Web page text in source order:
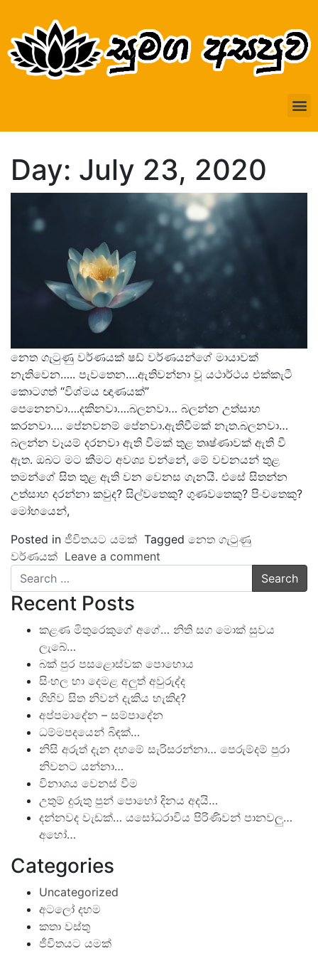
Day: July 23, 2020
නෙත ගැටුණු වර්ණයක් ෂඩ් වර්ණයන්ගේ මායාවක්
නැතිවෙන….. පැවතෙන….ඇතිවන්නා වූ යථාර්ථය එක්කැටී
කොටගත් “විශ්මය ඥාණයක්”
පෙනෙනවා….දකිනවා….බලනවා… බලන්න උත්සාහ
කරනවා…. පේනවනම් පේනවා.ඇතිවීමක් නැත.බලනවා…
බලන්න වෑයම් දරනවා ඇති වීමක් තුළ තෘෂ්ණාවක් ඇති වී
ඇත. ඔබට මට කීමට අවශ්‍ය වන්නේ, මේ වචනයන් තුළ
තමන්ගේ සිත තුළ ඇති වන වෙනස ගැනයි. එසේ සිතන්න
උත්සාහ දරන්නා කවුද? සිල්වතෙකු? ගුණවතෙකු? පිංවතෙකු?
මෝහයෙන්,
Posted in ජීවිතයට යමක් Tagged නෙත ගැටුණු
වර්ණයක් Leave a comment
Search
Recent Posts
කළණ මිතුරෙකුගේ අගේ… නිති සග මොක් සුවය
ලැබේ…
බක් පුර පසළොස්වක පොහොය
සිංහල හා දෙමළ අලුත් අවුරුද්ද
ගිහිව සිත නිවන් දැකිය හැකිද?
අප්පමාදේන – සම්පාදේන
ධම්මපදයෙන් බිඳක්…
නිසි අරුත් දැන දහමේ සැරිසරන්නා… පෙරුම්දම් පුරා
නිවනට යන්නා…
විනාශය වෙනස් වීම
උතුම් දුරුතු පුන් පොහෝ දිනය අදයි…
දන්නවද වැඩක්… යසෝධරාවිය පිරිණිවන් පානවලු…
අහෝ…
Categories
Uncategorized
අටලෝ දහම
කතා වස්තු
ජීවිතයට යමක්